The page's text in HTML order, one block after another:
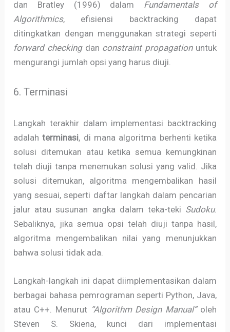
dan Bratley (1996) dalam Fundamentals of
Algorithmics, efisiensi backtracking dapat
ditingkatkan dengan menggunakan strategi seperti
forward checkingdan constraint propagationuntuk
mengurangi jumlah opsi yang harus diuji.
6. Terminasi
Langkah terakhir dalam implementasi backtracking
adalahterminasi, di mana algoritma berhenti ketika
solusi ditemukan atau ketika semua kemungkinan
telah diuji tanpa menemukan solusi yang valid. Jika
solusi ditemukan, algoritma mengembalikan hasil
yang sesuai, seperti daftar langkah dalam pencarian
jalur atau susunan angka dalam teka-teki Sudoku.
Sebaliknya, jika semua opsi telah diuji tanpa hasil,
algoritma mengembalikan nilai yang menunjukkan
bahwa solusi tidak ada.
Langkah-langkah ini dapat diimplementasikan dalam
berbagai bahasa pemrograman seperti Python, Java,
atau C++. Menurut “Algorithm Design Manual”oleh
Steven S. Skiena, kunci dari implementasi